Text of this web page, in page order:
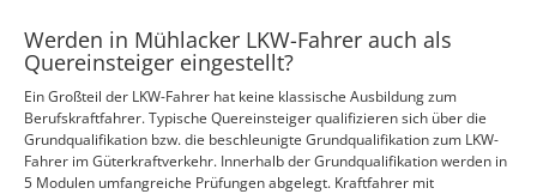
Werden in Mühlacker LKW-Fahrer auch als
Quereinsteiger eingestellt?
Ein Großteil der LKW-Fahrer hat keine klassische Ausbildung zum
Berufskraftfahrer. Typische Quereinsteiger qualifizieren sich über die
Grundqualifikation bzw. die beschleunigte Grundqualifikation zum LKW-
Fahrer im Güterkraftverkehr. Innerhalb der Grundqualifikation werden in
5 Modulen umfangreiche Prüfungen abgelegt. Kraftfahrer mit